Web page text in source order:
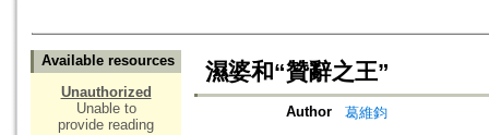
Available resources
Unauthorized
Unable to
provide reading
濕婆和“贊辭之王”
Author
葛維鈞